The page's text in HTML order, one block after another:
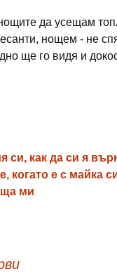
да усещам
нощем - не
ще го видя и
си, как да си я
когато е с майка
ми